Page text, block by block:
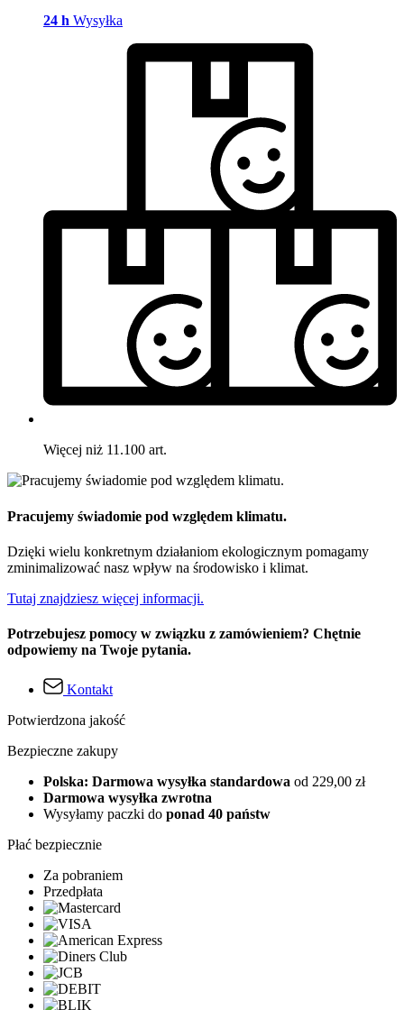
24 h Wysyłka
Więcej niż 11.100 art.
Pracujemy świadomie pod względem klimatu.
Dzięki wielu konkretnym działaniom ekologicznym pomagamy
zminimalizować nasz wpływ na środowisko i klimat.
Tutaj znajdziesz więcej informacji.
Potrzebujesz pomocy w związku z zamówieniem? Chętnie
odpowiemy na Twoje pytania.
Kontakt
Potwierdzona jakość
Bezpieczne zakupy
Polska: Darmowa wysyłka standardowa od 229,00 zł
Darmowa wysyłka zwrotna
Wysyłamy paczki do ponad 40 państw
Płać bezpiecznie
Za pobraniem
Przedpłata